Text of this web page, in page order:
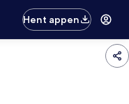
Hent appen